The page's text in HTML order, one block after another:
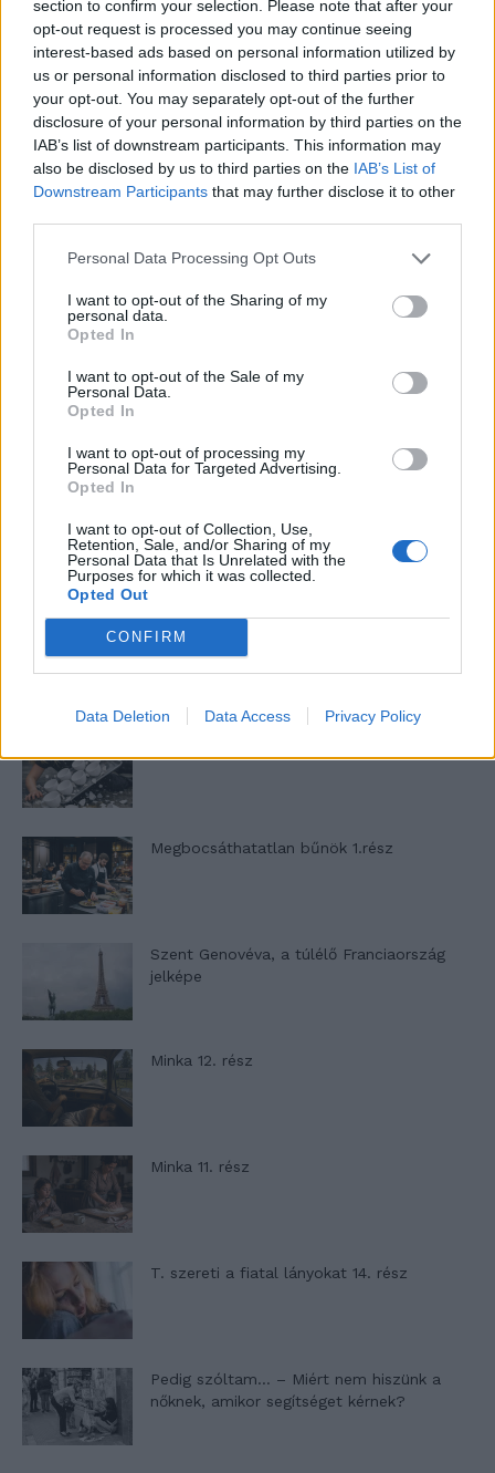
section to confirm your selection. Please note that after your
opt-out request is processed you may continue seeing
interest-based ads based on personal information utilized by
us or personal information disclosed to third parties prior to
your opt-out. You may separately opt-out of the further
disclosure of your personal information by third parties on the
IAB’s list of downstream participants. This information may
also be disclosed by us to third parties on the IAB’s List of
Downstream Participants that may further disclose it to other
Personal Data Processing Opt Outs
I want to opt-out of the Sharing of my
personal data.
Opted In
I want to opt-out of the Sale of my
Personal Data.
Opted In
I want to opt-out of processing my
Personal Data for Targeted Advertising.
Opted In
I want to opt-out of Collection, Use,
Retention, Sale, and/or Sharing of my
Personal Data that Is Unrelated with the
Purposes for which it was collected.
Opted Out
CONFIRM
Data Deletion Data Access Privacy Policy
46,301 Rajongók TETSZIK
13,262 Követő KÖVETÉS
LEGFRISSEBB
Minka 13. rész
ügy
Öt másodperc
Megbocsáthatatlan bűnök 3.rész
Megbocsáthatatlan bűnök 1.rész
Szent Genovéva, a túlélő Franciaország
jelképe
Minka 12. rész
Minka 11. rész
T. szereti a fiatal lányokat 14. rész
Pedig szóltam… – Miért nem hiszünk a
nőknek, amikor segítséget kérnek?